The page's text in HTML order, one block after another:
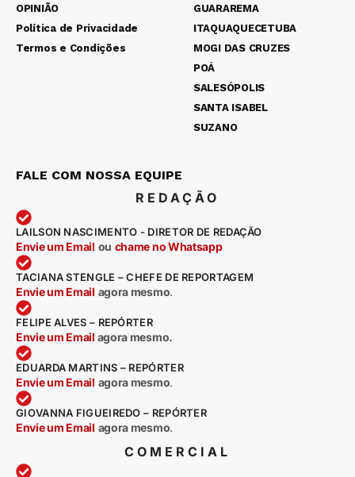
OPINIÃO
Política de Privacidade
Termos e Condições
GUARAREMA
ITAQUAQUECETUBA
MOGI DAS CRUZES
POÁ
SALESÓPOLIS
SANTA ISABEL
SUZANO
FALE COM NOSSA EQUIPE
REDAÇÃO
LAILSON NASCIMENTO - DIRETOR DE REDAÇÃO
Envie um Email ou chame no Whatsapp
TACIANA STENGLE – CHEFE DE REPORTAGEM
Envie um Email agora mesmo.
FELIPE ALVES – REPÓRTER
Envie um Email agora mesmo.
EDUARDA MARTINS – REPÓRTER
Envie um Email agora mesmo.
GIOVANNA FIGUEIREDO – REPÓRTER
Envie um Email agora mesmo.
COMERCIAL